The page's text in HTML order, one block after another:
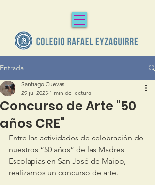
Entrada
Concurso de Arte "50
años CRE"
Santiago Cuevas
29 jul 2025 1 min de lectura
Entre las actividades de celebración de
nuestros “50 años” de las Madres
Escolapias en San José de Maipo,
realizamos un concurso de arte.